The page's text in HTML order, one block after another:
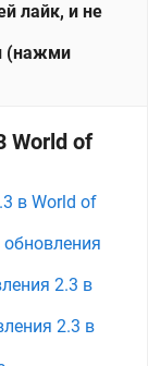
лайк, и не
(нажми
World of
в World of
2.3 в
2.3 в